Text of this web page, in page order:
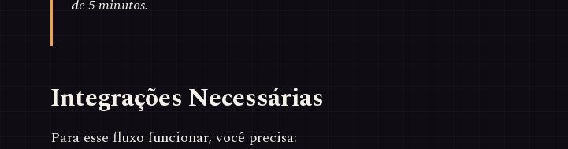
de 5 minutos.
Integrações Necessárias
Para esse fluxo funcionar, você precisa: